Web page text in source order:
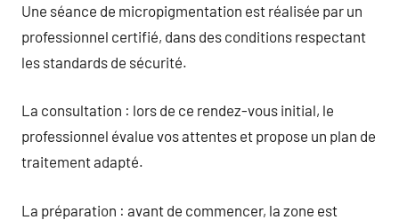
Une séance de micropigmentation est réalisée par un
professionnel certifié, dans des conditions respectant
les standards de sécurité.
La consultation : lors de ce rendez-vous initial, le
professionnel évalue vos attentes et propose un plan de
traitement adapté.
La préparation : avant de commencer, la zone est